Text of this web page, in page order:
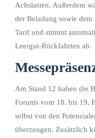
Achslasten. Außerdem
der Beladung sowie dem
Tarif und stimmt
Leergut-Rückfahrten ab.
Am Stand 12 haben die
Forums vom 18. bis 19.
selbst von den
überzeugen. Zusätzlich